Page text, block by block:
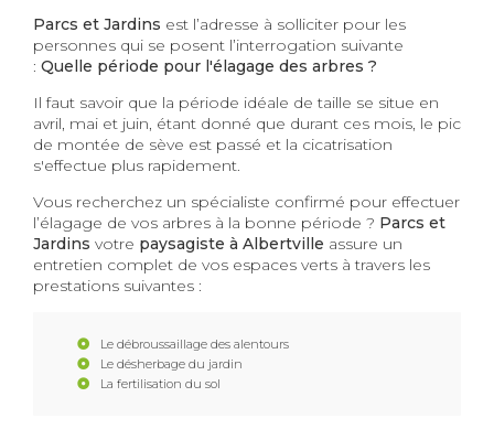
Parcs et Jardins est l’adresse à solliciter pour les
personnes qui se posent l’interrogation suivante
: Quelle période pour l'élagage des arbres ?
Il faut savoir que la période idéale de taille se situe en
avril, mai et juin, étant donné que durant ces mois, le pic
de montée de sève est passé et la cicatrisation
s'effectue plus rapidement.
Vous recherchez un spécialiste confirmé pour effectuer
l’élagage de vos arbres à la bonne période ? Parcs et
Jardins votre paysagiste à Albertville assure un
entretien complet de vos espaces verts à travers les
prestations suivantes :
Le débroussaillage des alentours
Le désherbage du jardin
La fertilisation du sol